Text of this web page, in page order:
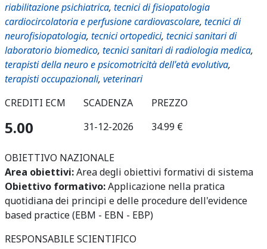
riabilitazione psichiatrica, tecnici di fisiopatologia
cardiocircolatoria e perfusione cardiovascolare, tecnici di
neurofisiopatologia, tecnici ortopedici, tecnici sanitari di
laboratorio biomedico, tecnici sanitari di radiologia medica,
terapisti della neuro e psicomotricità dell'età evolutiva,
terapisti occupazionali, veterinari
CREDITI ECM
5.00
SCADENZA
31-12-2026
PREZZO
34.99 €
OBIETTIVO NAZIONALE
Area obiettivi:Area degli obiettivi formativi di sistema
Obiettivo formativo:Applicazione nella pratica
quotidiana dei principi e delle procedure dell'evidence
based practice (EBM - EBN - EBP)
RESPONSABILE SCIENTIFICO